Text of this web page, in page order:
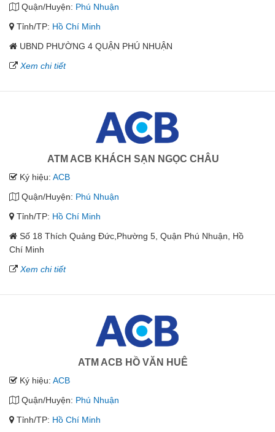
Quận/Huyện: Phú Nhuận
Tỉnh/TP: Hồ Chí Minh
UBND PHƯỜNG 4 QUẬN PHÚ NHUẬN
Xem chi tiết
ATM ACB KHÁCH SẠN NGỌC CHÂU
Ký hiệu: ACB
Quận/Huyện: Phú Nhuận
Tỉnh/TP: Hồ Chí Minh
Số 18 Thích Quảng Đức,Phường 5, Quận Phú Nhuận, Hồ
Chí Minh
Xem chi tiết
ATM ACB HỒ VĂN HUÊ
Ký hiệu: ACB
Quận/Huyện: Phú Nhuận
Tỉnh/TP: Hồ Chí Minh